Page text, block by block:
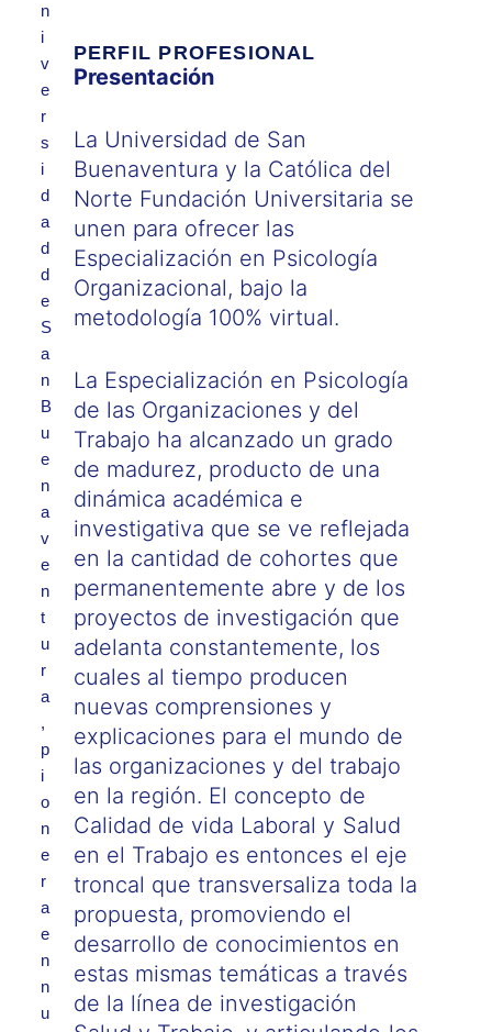
PERFIL PROFESIONAL
Presentación
La Universidad de San
Buenaventura y la Católica del
Norte Fundación Universitaria se
unen para ofrecer las
Especialización en Psicología
Organizacional, bajo la
metodología 100% virtual.
La Especialización en Psicología
de las Organizaciones y del
Trabajo ha alcanzado un grado
de madurez, producto de una
dinámica académica e
investigativa que se ve reflejada
en la cantidad de cohortes que
permanentemente abre y de los
proyectos de investigación que
adelanta constantemente, los
cuales al tiempo producen
nuevas comprensiones y
explicaciones para el mundo de
las organizaciones y del trabajo
en la región. El concepto de
Calidad de vida Laboral y Salud
en el Trabajo es entonces el eje
troncal que transversaliza toda la
propuesta, promoviendo el
desarrollo de conocimientos en
estas mismas temáticas a través
de la línea de investigación
n
i
v
e
r
s
i
d
a
d
d
e
S
a
n
B
u
e
n
a
v
e
n
t
u
r
a
,
p
i
o
n
e
r
a
e
n
n
u